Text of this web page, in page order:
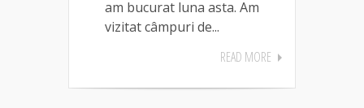
am bucurat luna asta. Am
vizitat câmpuri de...
READ MORE